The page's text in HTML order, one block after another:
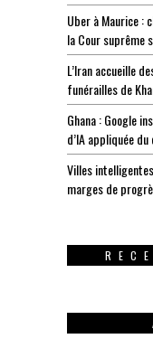
Uber à Maurice :
la Cour suprême
L’Iran accueille
funérailles de
Ghana : Google
d’IA appliquée
Villes
marges de